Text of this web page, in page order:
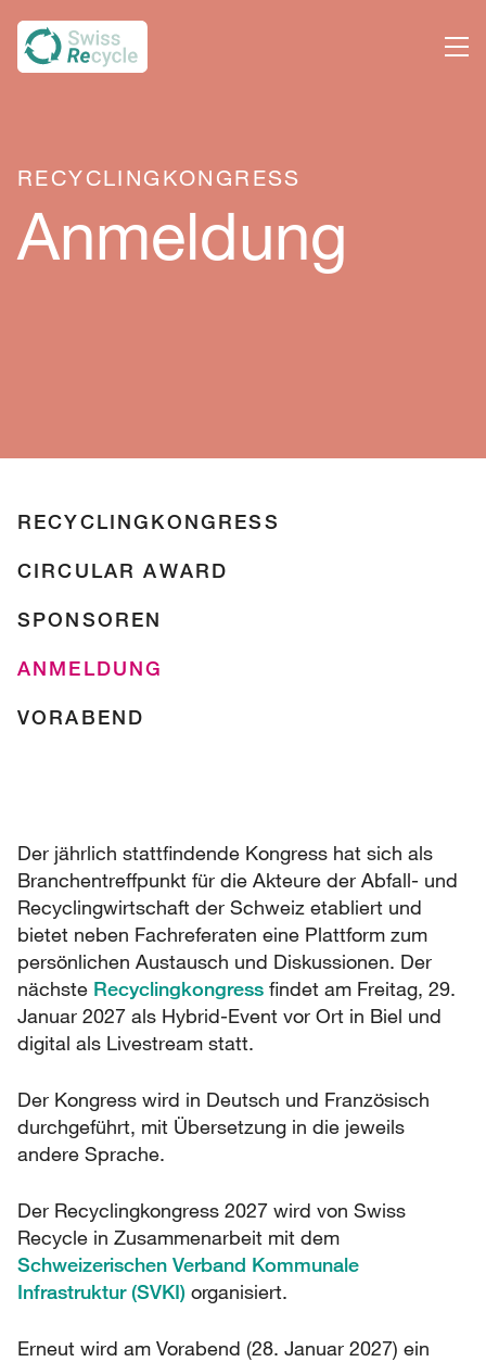
RECYCLINGKONGRESS
Anmeldung
RECYCLINGKONGRESS
CIRCULAR AWARD
SPONSOREN
ANMELDUNG
VORABEND
Der jährlich stattfindende Kongress hat sich als
Branchentreffpunkt für die Akteure der Abfall- und
Recyclingwirtschaft der Schweiz etabliert und
bietet neben Fachreferaten eine Plattform zum
persönlichen Austausch und Diskussionen. Der
nächste Recyclingkongress findet am Freitag, 29.
Januar 2027 als Hybrid-Event vor Ort in Biel und
digital als Livestream statt.
Der Kongress wird in Deutsch und Französisch
durchgeführt, mit Übersetzung in die jeweils
andere Sprache.
Der Recyclingkongress 2027 wird von Swiss
Recycle in Zusammenarbeit mit dem
Schweizerischen Verband Kommunale
Infrastruktur (SVKI) organisiert.
Erneut wird am Vorabend (28. Januar 2027) ein